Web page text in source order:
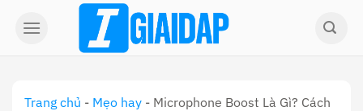
Trang chủ - Mẹo hay - Microphone Boost Là Gì? Cách